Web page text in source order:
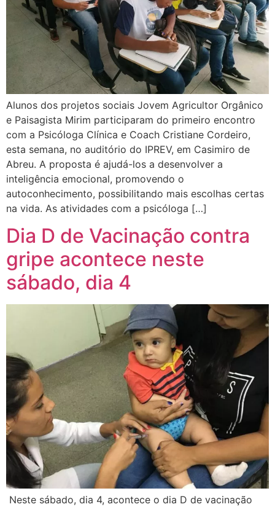
Alunos dos projetos sociais Jovem Agricultor Orgânico
e Paisagista Mirim participaram do primeiro encontro
com a Psicóloga Clínica e Coach Cristiane Cordeiro,
esta semana, no auditório do IPREV, em Casimiro de
Abreu. A proposta é ajudá-los a desenvolver a
inteligência emocional, promovendo o
autoconhecimento, possibilitando mais escolhas certas
na vida. As atividades com a psicóloga […]
Dia D de Vacinação contra
gripe acontece neste
sábado, dia 4
Neste sábado, dia 4, acontece o dia D de vacinação